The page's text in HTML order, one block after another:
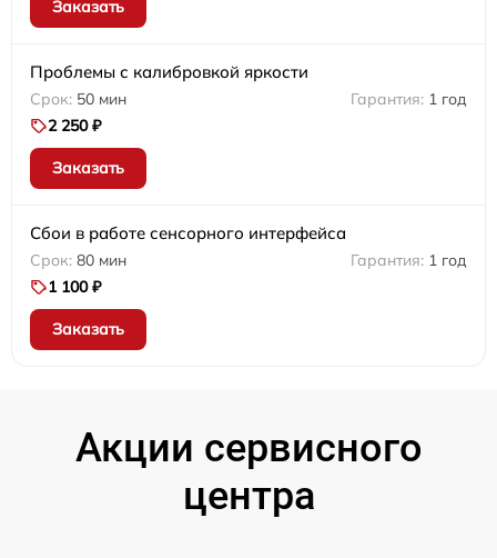
Заказать
Проблемы с калибровкой яркости
50 мин
1 год
2 250 ₽
Заказать
Сбои в работе сенсорного интерфейса
80 мин
1 год
1 100 ₽
Заказать
Акции сервисного
центра